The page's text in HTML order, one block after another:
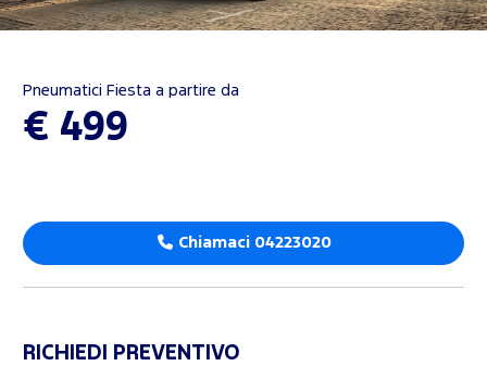
Pneumatici Fiesta a partire da
€ 499
Chiamaci 04223020
RICHIEDI PREVENTIVO